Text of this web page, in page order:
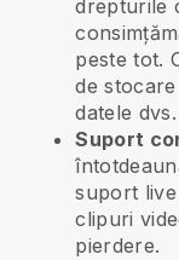
drepturile
peste tot.
de
datele
Suport
suport
clipuri
pierdere.